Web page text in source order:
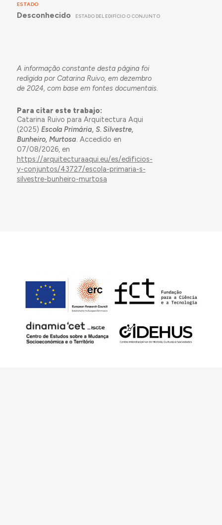
ESTADO
Desconhecido ESTADO DEL EDIFÍCIO O CONJUNTO
A informação constante desta página foi
redigida por Catarina Ruivo, em dezembro
de 2024, com base em fontes documentais.
Para citar este trabajo:
Catarina Ruivo para Arquitectura Aqui
(2025) Escola Primária, S. Silvestre,
Bunheiro, Murtosa. Accedido en
07/08/2026, en
https://arquitecturaaqui.eu/es/edificios-
y-conjuntos/43727/escola-primaria-s-
silvestre-bunheiro-murtosa